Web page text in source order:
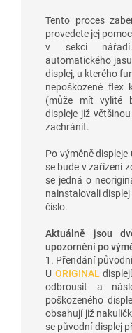
Tento proces
provedete jej
v sekci
automatického
displej, u kterého
nepoškozené flex
(může mít vylité
displeje již
zachránit.
Po výměně
se bude v zařízení
se jedná o
nainstalovali
číslo.
Aktuálně jsou
upozornění po
1. Přendání
U ORIGINAL
odbrousit a
poškozeného
obsahují již
se původní displej